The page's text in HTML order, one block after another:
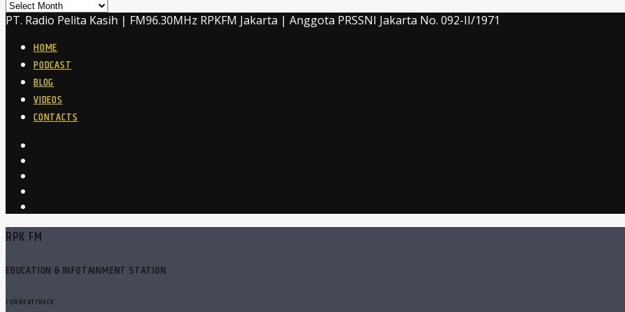
Archives
PT. Radio Pelita Kasih | FM96.30MHz RPKFM Jakarta | Anggota PRSSNI Jakarta No. 092-II/1971
HOME
PODCAST
BLOG
VIDEOS
CONTACTS
RPK FM
EDUCATION & INFOTAINMENT STATION
CURRENT TRACK